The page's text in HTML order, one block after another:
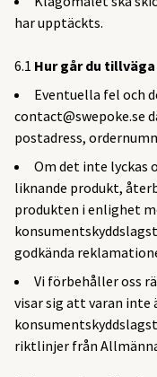
har upptäckts.
6.1 Hur går du
Eventuella fel och
contact@swepoke.se
postadress,
Om det inte lyckas
liknande produkt,
produkten i enlighet
godkända
Vi förbehåller oss
visar sig att varan
riktlinjer från